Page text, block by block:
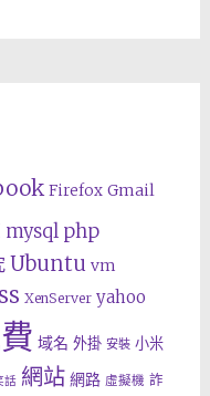
Firefox Gmail
mysql php
Ubuntu vm
XenServer yahoo
域名 外掛 安裝 小米
話 網站 網路 虛擬機 詐